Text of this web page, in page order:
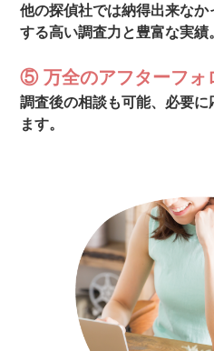
他の探偵社では納得出来な
する高い調査力と豊富な実績
⑤ 万全のアフターフォ
調査後の相談も可能、必要
ます。